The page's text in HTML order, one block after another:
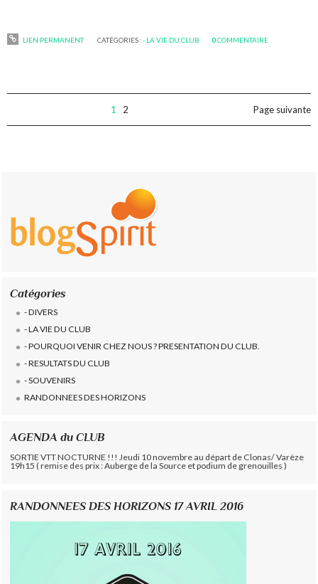
Catégories
- DIVERS
- LA VIE DU CLUB
- POURQUOI VENIR CHEZ NOUS ? PRESENTATION DU CLUB.
- RESULTATS DU CLUB
- SOUVENIRS
RANDONNEES DES HORIZONS
AGENDA du CLUB
SORTIE VTT NOCTURNE !!! Jeudi 10 novembre au départ de Clonas/ Varèze
19h15 ( remise des prix : Auberge de la Source et podium de grenouilles )
RANDONNEES DES HORIZONS 17 AVRIL 2016
LIEN PERMANENT CATÉGORIES :- LA VIE DU CLUB 0COMMENTAIRE
1 2 Page suivante